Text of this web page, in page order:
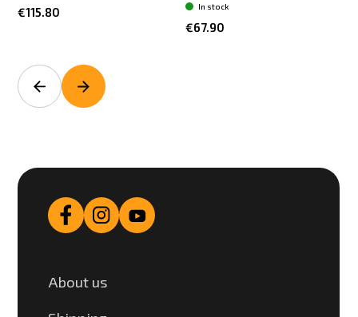
€115.80
€67.90
In stock
About us